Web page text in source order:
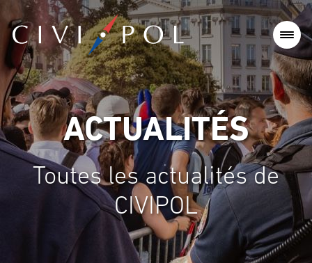
ACTUALITÉS
Toutes les actualités de
CIVIPOL